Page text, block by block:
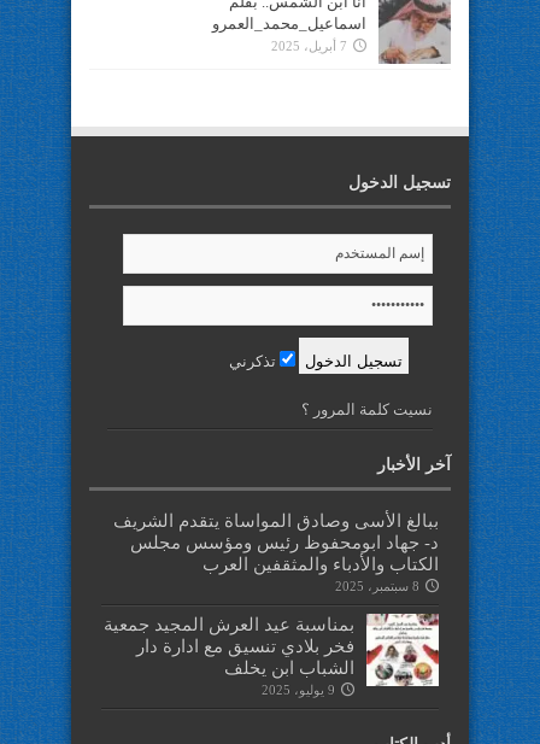
اسماعيل_محمد_العمرو
7 أبريل، 2025
تسجيل الدخول
تذكرني
نسيت كلمة المرور ؟
آخر الأخبار
ببالغ الأسى وصادق المواساة يتقدم الشريف
د- جهاد ابومحفوظ رئيس ومؤسس مجلس
الكتاب والأدباء والمثقفين العرب
8 سبتمبر، 2025
بمناسبة عيد العرش المجيد جمعية
فخر بلادي تنسيق مع ادارة دار
الشباب ابن يخلف
9 يوليو، 2025